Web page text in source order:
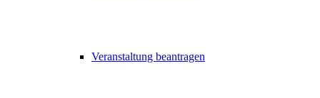
Veranstaltung beantragen